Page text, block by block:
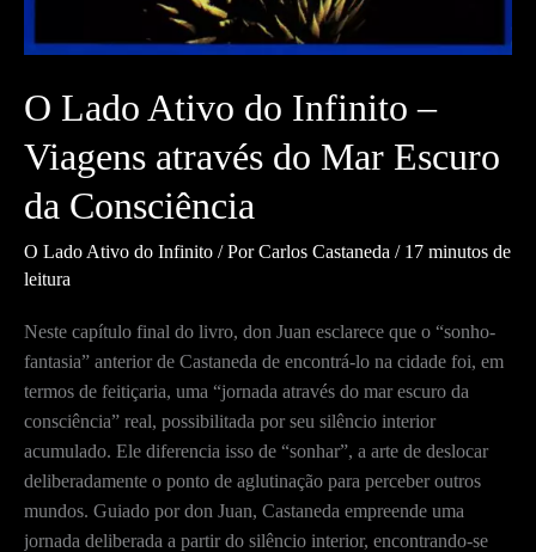
O Lado Ativo do Infinito –
Viagens através do Mar Escuro
da Consciência
O Lado Ativo do Infinito / PorCarlos Castaneda / 17 minutos de
leitura
Neste capítulo final do livro, don Juan esclarece que o “sonho-
fantasia” anterior de Castaneda de encontrá-lo na cidade foi, em
termos de feitiçaria, uma “jornada através do mar escuro da
consciência” real, possibilitada por seu silêncio interior
acumulado. Ele diferencia isso de “sonhar”, a arte de deslocar
deliberadamente o ponto de aglutinação para perceber outros
mundos. Guiado por don Juan, Castaneda empreende uma
jornada deliberada a partir do silêncio interior, encontrando-se